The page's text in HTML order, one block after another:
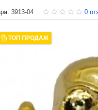
3913-04 0
ТОП ПРОДАЖ